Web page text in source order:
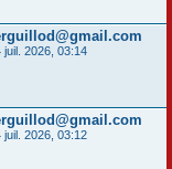
juil. 2026, 03:14
juil. 2026, 03:12